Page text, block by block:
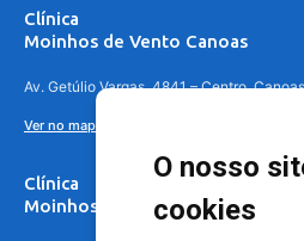
O nosso
cookies
Clínica
Moinhos de Vento Canoas
Av. Getúlio Vargas, 4841 – Centro,
Ver no mapa
Clínica
Moinhos de Vento - Teresópolis